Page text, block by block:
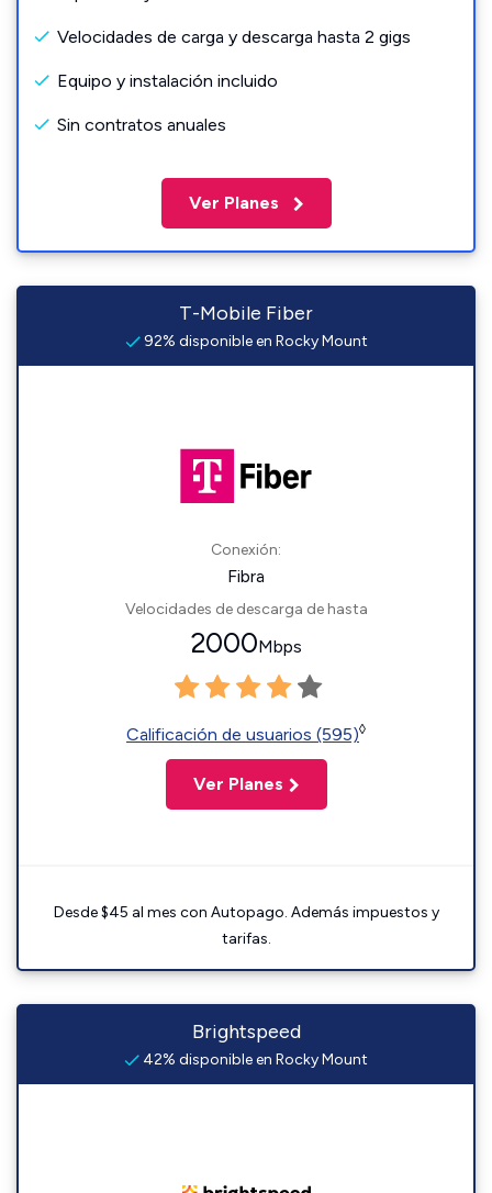
Velocidades de carga y descarga hasta 2 gigs
Equipo y instalación incluido
Sin contratos anuales
Ver Planes
T-Mobile Fiber
92% disponible en Rocky Mount
Conexión:
Fibra
Velocidades de descarga de hasta
2000Mbps
Calificación de usuarios (595)◊
Ver Planes
Desde $45 al mes con Autopago. Además impuestos y
tarifas.
Brightspeed
42% disponible en Rocky Mount